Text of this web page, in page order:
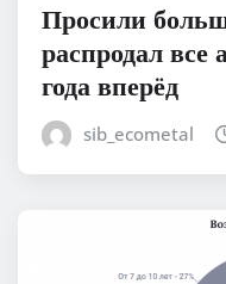
Просили
распродал все
года вперёд
sib_ecometal